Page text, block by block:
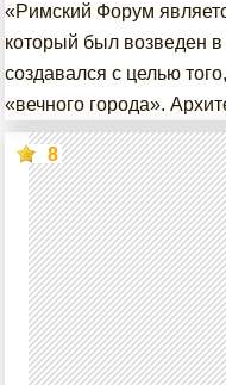
«Римский Форум
который был возведен
создавался с целью
«вечного города».
8